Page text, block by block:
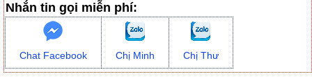
Nhắn tin gọi miễn phí:
Chat Facebook Chị Minh Chị Thư